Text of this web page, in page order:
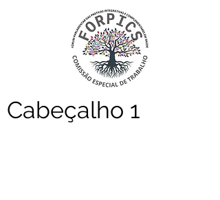
Cabeçalho 1